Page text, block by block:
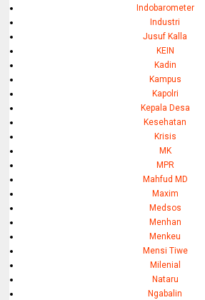
Indobarometer
Industri
Jusuf Kalla
KEIN
Kadin
Kampus
Kapolri
Kepala Desa
Kesehatan
Krisis
MK
MPR
Mahfud MD
Maxim
Medsos
Menhan
Menkeu
Mensi Tiwe
Milenial
Nataru
Ngabalin